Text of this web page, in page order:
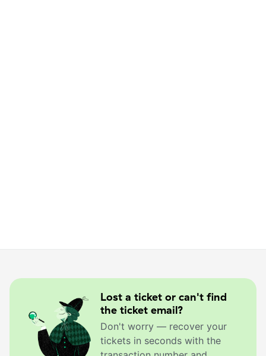
Lost a ticket or can't find
the ticket email?
Don't worry — recover your
tickets in seconds with the